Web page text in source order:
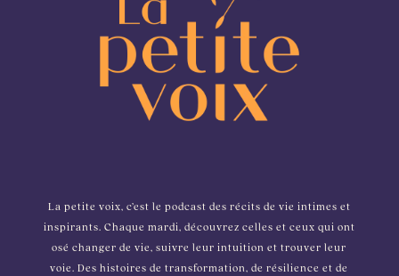
La petite voix, c’est le podcast des récits de vie intimes et
inspirants. Chaque mardi, découvrez celles et ceux qui ont
osé changer de vie, suivre leur intuition et trouver leur
voie. Des histoires de transformation, de résilience et de